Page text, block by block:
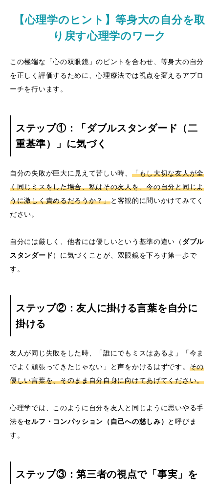
【心理学のヒント】等身大の自分を取
り戻す心理学のワーク
この極端な「心の双眼鏡」のピントを合わせ、等身大の自分
を正しく評価するために、心理療法では視点を変えるアプロ
ーチを行います。
ステップ①：「ダブルスタンダード（二
重基準）」に気づく
自分の失敗が巨大に見えて苦しい時、 「もし大切な友人が全
く同じミスをした場合、私はその友人を、今の自分と同じよ
うに激しく責めるだろうか？」と客観的に問いかけてみてく
ださい。
自分には厳しく、他者には優しいという基準の違い（ ダブル
スタンダード）に気づくことが、双眼鏡を下ろす第一歩で
す。
ステップ②：友人に掛ける言葉を自分に
掛ける
友人が同じ失敗をした時、「誰にでもミスはあるよ」「今ま
でよく頑張ってきたじゃない」と声をかけるはずです。 その
優しい言葉を、そのまま自分自身に向けてあげてください。
心理学では、このように自分を友人と同じように思いやる手
法をセルフ・コンパッション（自己への慈しみ） と呼びま
す。
ステップ③：第三者の視点で「事実」を